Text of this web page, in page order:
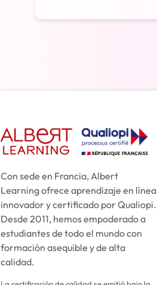
Con sede en Francia, Albert
Learning ofrece aprendizaje en línea
innovador y certificado por Qualiopi.
Desde 2011, hemos empoderado a
estudiantes de todo el mundo con
formación asequible y de alta
calidad.